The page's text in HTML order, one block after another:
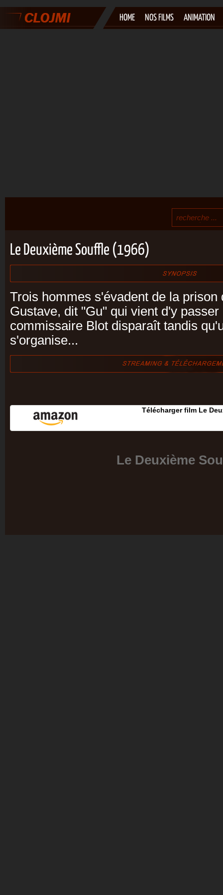
HOME NOS FILMS ANIMATION
Le Deuxième Souffle (1966)
Trois hommes s'évadent de la prison
Gustave, dit "Gu" qui vient d'y passer
commissaire Blot disparaît tandis
s'organise...
Télécharger film Le
Le Deuxième